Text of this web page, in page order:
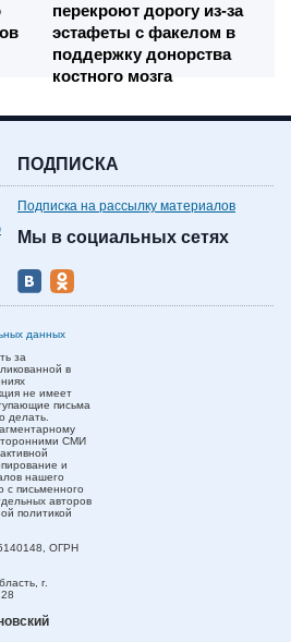
перекроют дорогу из-за
эстафеты с факелом в
поддержку донорства
костного мозга
ПОДПИСКА
Подписка на рассылку материалов
Мы в социальных сетях
данных
за
в
не имеет
письма
делать.
СМИ
и
нашего
с письменного
авторов
политикой
ОГРН
г.